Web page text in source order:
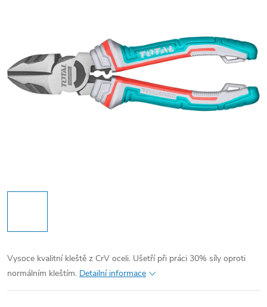
Vysoce kvalitní kleště z CrV oceli. Ušetří při práci 30% síly oproti
normálním kleštím. Detailní informace